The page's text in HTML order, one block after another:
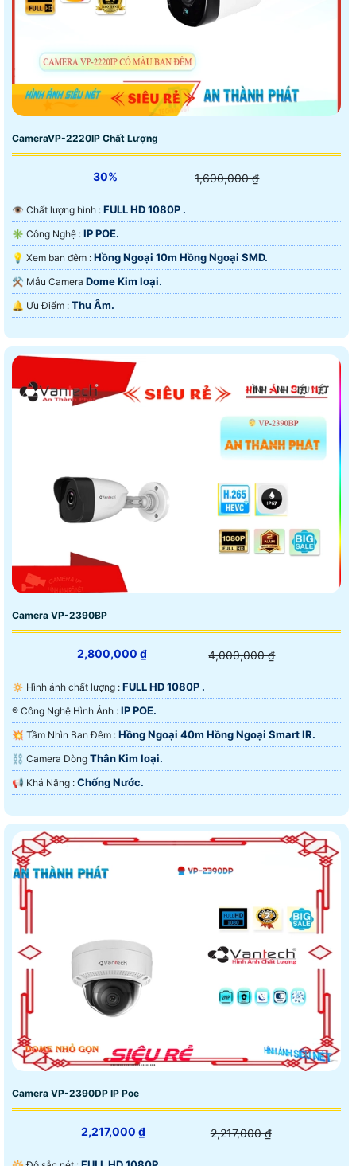
CameraVP-2220IP Chất Lượng
30% 1,600,000 ₫
👁 Chất lượng hình : FULL HD 1080P .
✳️ Công Nghệ : IP POE.
💡 Xem ban đêm : Hồng Ngoại 10m Hồng Ngoại SMD.
⚒ Mẫu Camera Dome Kim loại.
️🔔 Ưu Điểm : Thu Âm.
Camera VP-2390BP
2,800,000 ₫ 4,000,000 ₫
🔅 Hình ảnh chất lượng : FULL HD 1080P .
®️ Công Nghệ Hình Ảnh : IP POE.
💥 Tầm Nhìn Ban Đêm : Hồng Ngoại 40m Hồng Ngoại Smart IR.
⛓ Camera Dòng Thân Kim loại.
️📢 Khả Năng : Chống Nước.
Camera VP-2390DP IP Poe
2,217,000 ₫ 2,217,000 ₫